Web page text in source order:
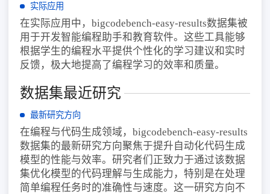
实际应用
在实际应用中，bigcodebench-easy-results数据集被
用于开发智能编程助手和教育软件。这些工具能够
根据学生的编程水平提供个性化的学习建议和实时
反馈，极大地提高了编程学习的效率和质量。
数据集最近研究
最新研究方向
在编程与代码生成领域，bigcodebench-easy-results
数据集的最新研究方向聚焦于提升自动化代码生成
模型的性能与效率。研究者们正致力于通过该数据
集优化模型的代码理解与生成能力，特别是在处理
简单编程任务时的准确性与速度。这一研究方向不